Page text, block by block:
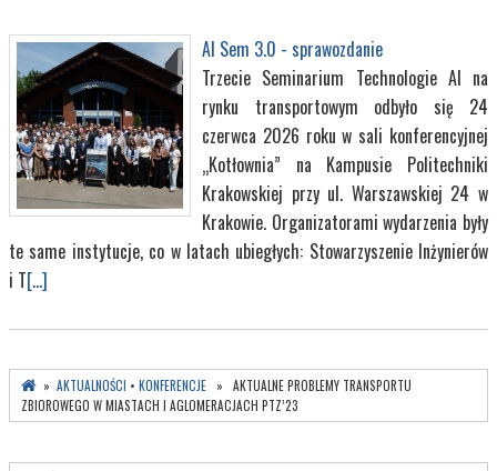
AI Sem 3.0 - sprawozdanie
Trzecie Seminarium Technologie AI na
rynku transportowym odbyło się 24
czerwca 2026 roku w sali konferencyjnej
„Kotłownia” na Kampusie Politechniki
Krakowskiej przy ul. Warszawskiej 24 w
Krakowie. Organizatorami wydarzenia były
te same instytucje, co w latach ubiegłych: Stowarzyszenie Inżynierów
i T[...]
» AKTUALNOŚCI • KONFERENCJE » AKTUALNE PROBLEMY TRANSPORTU
ZBIOROWEGO W MIASTACH I AGLOMERACJACH PTZ’23